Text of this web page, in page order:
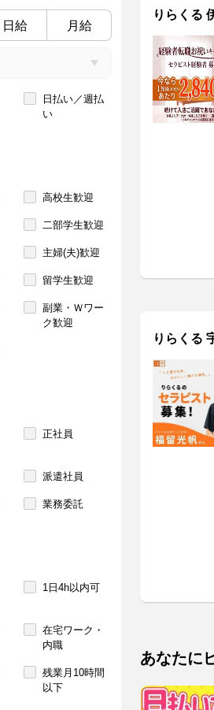
日給 月給
日払い／週払
い
高校生歓迎
二部学生歓迎
主婦(夫)歓迎
留学生歓迎
副業・Ｗワー
ク歓迎
正社員
派遣社員
業務委託
1日4h以内可
在宅ワーク・
内職
残業月10時間
以下
りらくる
りらくる
あなたに